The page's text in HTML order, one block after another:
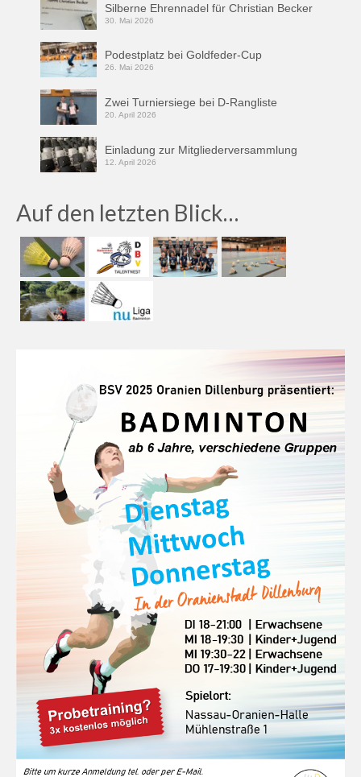
Silberne Ehrennadel für Christian Becker
30. Mai 2026
Podestplatz bei Goldfeder-Cup
26. Mai 2026
Zwei Turniersiege bei D-Rangliste
20. April 2026
Einladung zur Mitgliederversammlung
12. April 2026
Auf den letzten Blick…